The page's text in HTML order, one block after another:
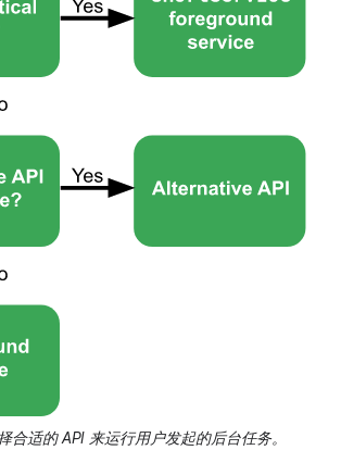
合适的 API 来运行用户发起的后台任务。